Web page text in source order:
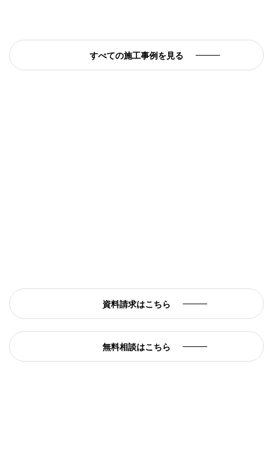
すべての施工事例を見る
資料請求はこちら
無料相談はこちら